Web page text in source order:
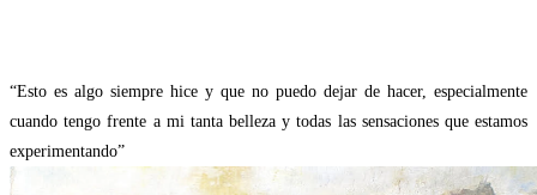
“Esto es algo siempre hice y que no puedo dejar de hacer, especialmente
cuando tengo frente a mi tanta belleza y todas las sensaciones que estamos
experimentando”